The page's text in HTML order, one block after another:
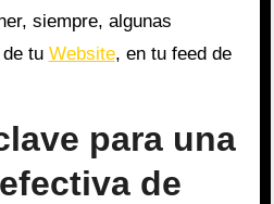
siempre, algunas
tu Website, en tu feed de
para una
de